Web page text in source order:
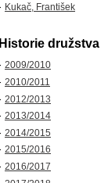
Kukač, František
Historie družstva
2009/2010
2010/2011
2012/2013
2013/2014
2014/2015
2015/2016
2016/2017